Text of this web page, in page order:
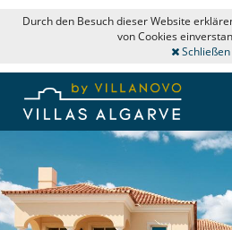
Durch den Besuch dieser Website
von Cookies
Schließen